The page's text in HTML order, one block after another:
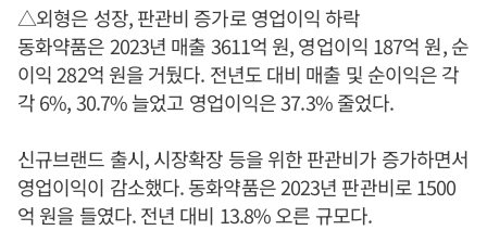
△외형은 성장, 판관비 증가로 영업이익 하락
동화약품은 2023년 매출 3611억 원, 영업이익 187억 원, 순
이익 282억 원을 거뒀다. 전년도 대비 매출 및 순이익은 각
각 6%, 30.7% 늘었고 영업이익은 37.3% 줄었다.
신규브랜드 출시, 시장확장 등을 위한 판관비가 증가하면서
영업이익이 감소했다. 동화약품은 2023년 판관비로 1500
억 원을 들였다. 전년 대비 13.8% 오른 규모다.